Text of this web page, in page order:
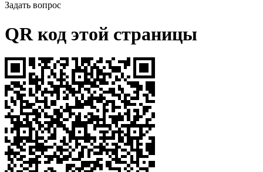
Задать вопрос
QR код этой страницы